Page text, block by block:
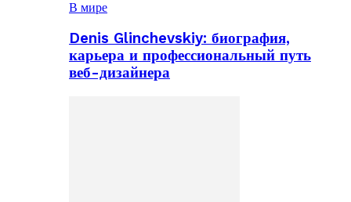
В мире
Denis Glinchevskiy: биография,
карьера и профессиональный путь
веб-дизайнера